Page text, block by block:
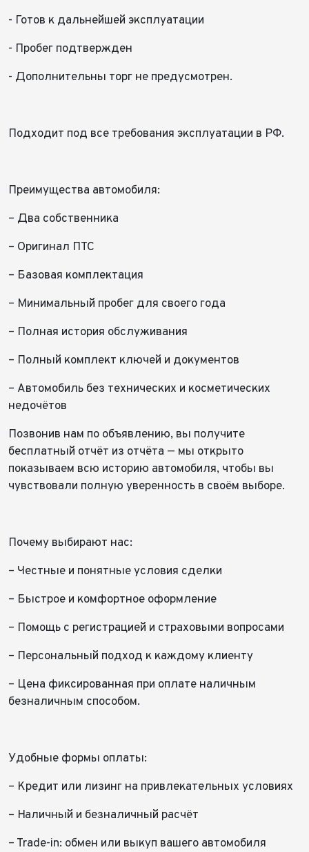
- Готов к дальнейшей эксплуатации
- Пробег подтвержден
- Дополнительны торг не предусмотрен.
Подходит под все требования эксплуатации в РФ.
Преимущества автомобиля:
– Два собственника
– Оригинал ПТС
– Базовая комплектация
– Минимальный пробег для своего года
– Полная история обслуживания
– Полный комплект ключей и документов
– Автомобиль без технических и косметических
недочётов
Позвонив нам по объявлению, вы получите
бесплатный отчёт из отчёта — мы открыто
показываем всю историю автомобиля, чтобы вы
чувствовали полную уверенность в своём выборе.
Почему выбирают нас:
– Честные и понятные условия сделки
– Быстрое и комфортное оформление
– Помощь с регистрацией и страховыми вопросами
– Персональный подход к каждому клиенту⠀
– Цена фиксированная при оплате наличным
безналичным способом.
Удобные формы оплаты:
– Кредит или лизинг на привлекательных условиях
– Наличный и безналичный расчёт
– Trade-in: обмен или выкуп вашего автомобиля
Отправить